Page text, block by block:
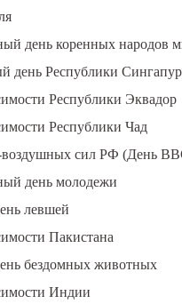
день коренных народов
день Республики Сингапур
Республики Эквадор
Республики Чад
воздушных сил РФ (День
день молодежи
левшей
Пакистана
бездомных животных
Индии